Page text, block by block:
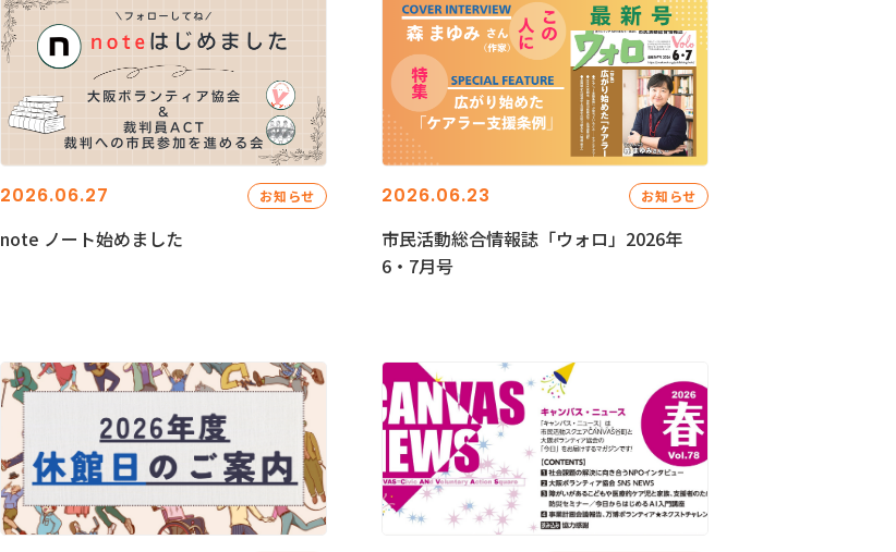
2026.06.27 お知らせ
note ノート始めました
2026.06.23 お知らせ
市民活動総合情報誌「ウォロ」2026年
6・7月号